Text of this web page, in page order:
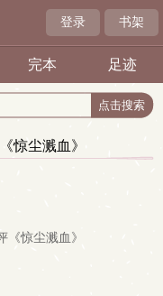
登录 书架
完本 足迹
惊尘溅血》
惊尘溅血》